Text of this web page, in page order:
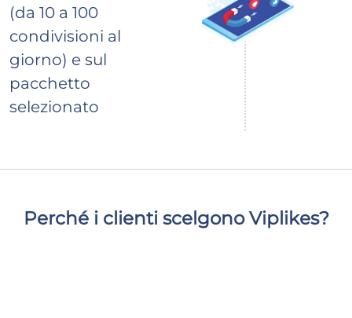
(da 10 a 100
condivisioni al
giorno) e sul
pacchetto
selezionato
Perché i clienti scelgono Viplikes?